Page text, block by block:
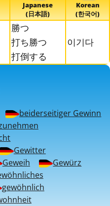
Japanese
(日本語)
Korean
(한국어)
勝つ
打ち勝つ
打倒する
이기다
beiderseitiger Gewinn
Gewitter
Geweih
Gewürz
gewöhnlich